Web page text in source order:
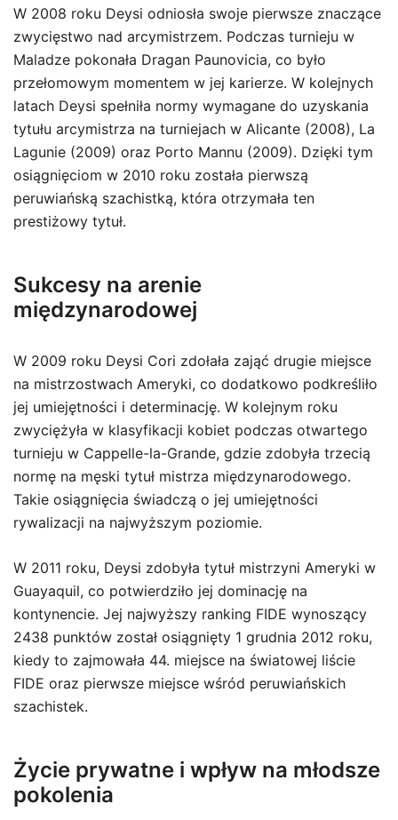
W 2008 roku Deysi odniosła swoje pierwsze znaczące
zwycięstwo nad arcymistrzem. Podczas turnieju w
Maladze pokonała Dragan Paunovicia, co było
przełomowym momentem w jej karierze. W kolejnych
latach Deysi spełniła normy wymagane do uzyskania
tytułu arcymistrza na turniejach w Alicante (2008), La
Lagunie (2009) oraz Porto Mannu (2009). Dzięki tym
osiągnięciom w 2010 roku została pierwszą
peruwiańską szachistką, która otrzymała ten
prestiżowy tytuł.
Sukcesy na arenie
międzynarodowej
W 2009 roku Deysi Cori zdołała zająć drugie miejsce
na mistrzostwach Ameryki, co dodatkowo podkreśliło
jej umiejętności i determinację. W kolejnym roku
zwyciężyła w klasyfikacji kobiet podczas otwartego
turnieju w Cappelle-la-Grande, gdzie zdobyła trzecią
normę na męski tytuł mistrza międzynarodowego.
Takie osiągnięcia świadczą o jej umiejętności
rywalizacji na najwyższym poziomie.
W 2011 roku, Deysi zdobyła tytuł mistrzyni Ameryki w
Guayaquil, co potwierdziło jej dominację na
kontynencie. Jej najwyższy ranking FIDE wynoszący
2438 punktów został osiągnięty 1 grudnia 2012 roku,
kiedy to zajmowała 44. miejsce na światowej liście
FIDE oraz pierwsze miejsce wśród peruwiańskich
szachistek.
Życie prywatne i wpływ na młodsze
pokolenia